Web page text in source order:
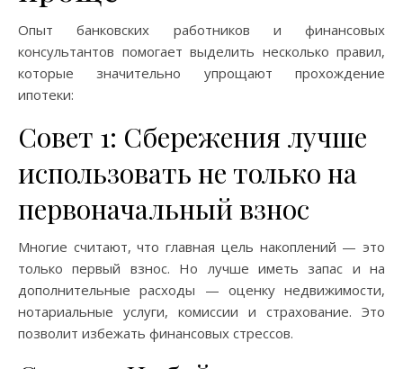
Опыт банковских работников и финансовых
консультантов помогает выделить несколько правил,
которые значительно упрощают прохождение
ипотеки:
Совет 1: Сбережения лучше
использовать не только на
первоначальный взнос
Многие считают, что главная цель накоплений — это
только первый взнос. Но лучше иметь запас и на
дополнительные расходы — оценку недвижимости,
нотариальные услуги, комиссии и страхование. Это
позволит избежать финансовых стрессов.